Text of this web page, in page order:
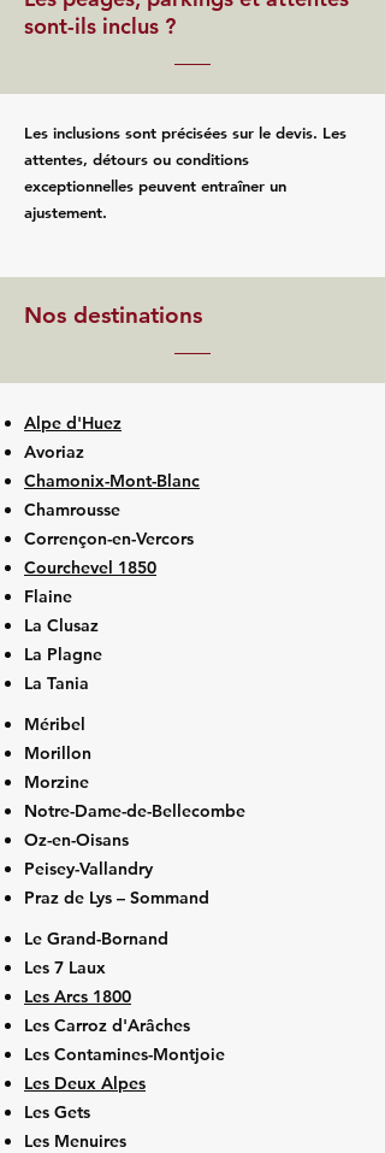
sont-ils inclus ?
Les inclusions sont précisées sur le devis. Les
attentes, détours ou conditions
exceptionnelles peuvent entraîner un
ajustement.
Nos destinations
Alpe d'Huez
Avoriaz
Chamonix-Mont-Blanc
Chamrousse
Corrençon-en-Vercors
Courchevel 1850
Flaine
La Clusaz
La Plagne
La Tania
Méribel
Morillon
Morzine
Notre-Dame-de-Bellecombe
Oz-en-Oisans
Peisey-Vallandry
Praz de Lys – Sommand
Le Grand-Bornand
Les 7 Laux
Les Arcs 1800
Les Carroz d'Arâches
Les Contamines-Montjoie
Les Deux Alpes
Les Gets
Les Menuires